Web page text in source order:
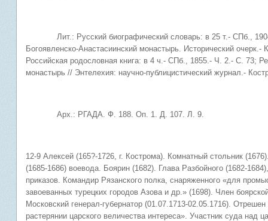
Лит.: Русский биографический словарь: в 25 т.- СПб.,
Богоявленско-Анастасиинский монастырь. Исторический
Российская родословная книга: в 4 ч.- СПб., 1855.- Ч. 2.- С. 73;
монастырь // Энтелехия: научно-публицистический журнал.-
Арх.: РГАДА. Ф. 188. Оп. 1. Д. 107. Л. 9.
12-9 Алексей (165?-1726, г. Кострома). Комнатный стольник
(1685-1686) воевода. Боярин (1682). Глава Разбойного (1682-
приказов. Командир Рязанского полка, снаряженного «для
завоеванных турецких городов Азова и др.» (1698). Член
Московский генерал-губернатор (01.07.1713-02.05.1716).
растерянии царского величества интереса». Участник суда над